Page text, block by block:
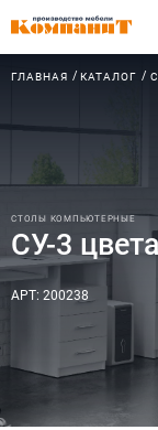
ГЛАВНАЯ КАТАЛОГ
СТОЛЫ КОМПЬЮТЕРНЫЕ
СУ-3
АРТ: 200238